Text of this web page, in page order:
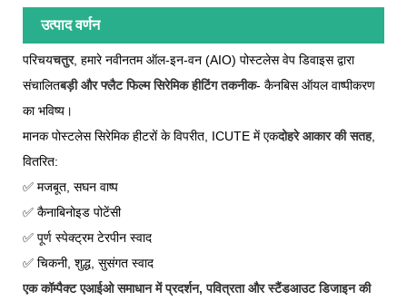
उत्पाद वर्णन
परिचयचतुर, हमारे नवीनतम ऑल-इन-वन (AIO) पोस्टलेस वेप डिवाइस द्वारा
संचालितबड़ी और फ्लैट फिल्म सिरेमिक हीटिंग तकनीक- कैनबिस ऑयल वाष्पीकरण
का भविष्य।
मानक पोस्टलेस सिरेमिक हीटरों के विपरीत, ICUTE में एकदोहरे आकार की सतह,
वितरित:
✅ मजबूत, सघन वाष्प
✅ कैनाबिनोइड पोटेंसी
✅ पूर्ण स्पेक्ट्रम टेरपीन स्वाद
✅ चिकनी, शुद्ध, सुसंगत स्वाद
एक कॉम्पैक्ट एआईओ समाधान में प्रदर्शन, पवित्रता और स्टैंडआउट डिजाइन की